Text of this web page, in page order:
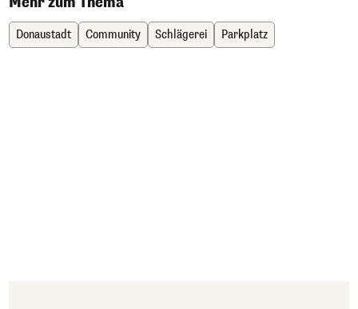
Donaustadt Community Schlägerei Parkplatz